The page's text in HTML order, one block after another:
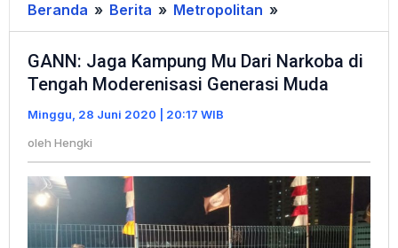
Beranda » Berita » Metropolitan »
Jaga
Kampung
Mu
di
Tengah
Moderenisasi
Generasi
GANN: Jaga Kampung Mu Dari Narkoba di
Tengah Moderenisasi Generasi Muda
Minggu, 28 Juni 2020 | 20:17 WIB
oleh Hengki